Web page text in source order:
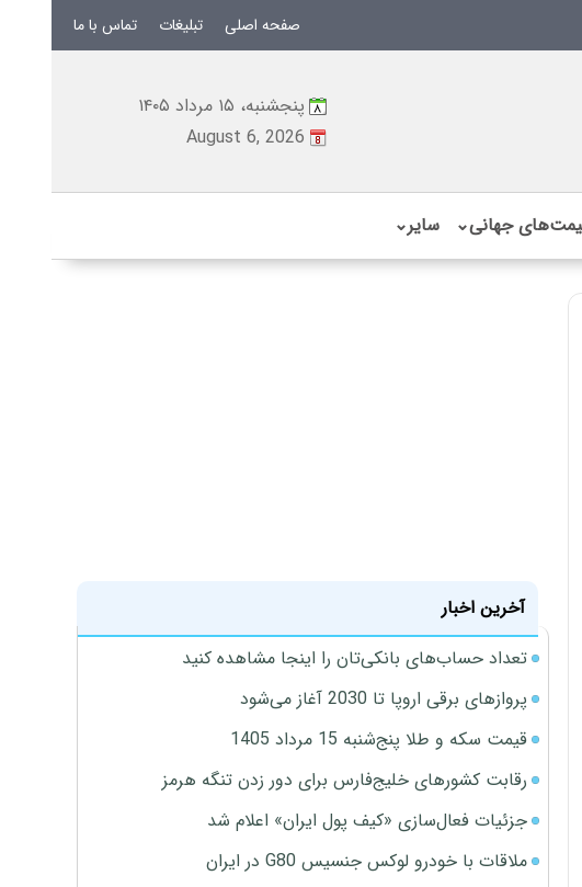
صفحه اصلی تبلیغات تماس با ما
پنجشنبه، ۱۵ مرداد ۱۴۰۵
August 6, 2026
جهانی⌄ سایر⌄
آخرین اخبار
تعداد حساب‌های بانکی‌تان را اینجا مشاهده کنید
پروازهای برقی اروپا تا 2030 آغاز می‌شود
قیمت سکه و طلا پنج‌شنبه 15 مرداد 1405
رقابت کشورهای خلیج‌فارس برای دور زدن تنگه هرمز
جزئیات فعال‌سازی «کیف پول ایران» اعلام شد
ملاقات با خودرو لوکس جنسیس G80 در ایران